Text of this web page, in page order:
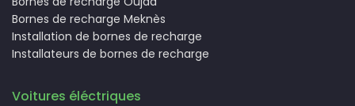
Bornes de recharge Meknès
Installation de bornes de recharge
Installateurs de bornes de recharge
Voitures éléctriques